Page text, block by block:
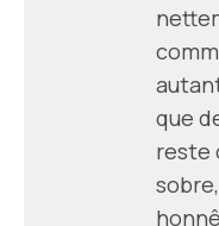
que
reste